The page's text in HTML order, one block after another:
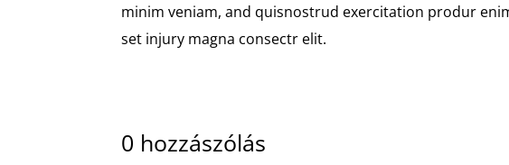
minim veniam, and quisnostrud exercitation produr
set injury magna consectr elit.
0 hozzászólás